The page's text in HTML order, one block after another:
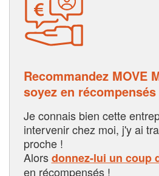
Recommandez MOVE
soyez en récompensés
Je connais bien cette
intervenir chez moi, j'y ai
proche !
Alorsdonnez-lui un coup
en récompensés !